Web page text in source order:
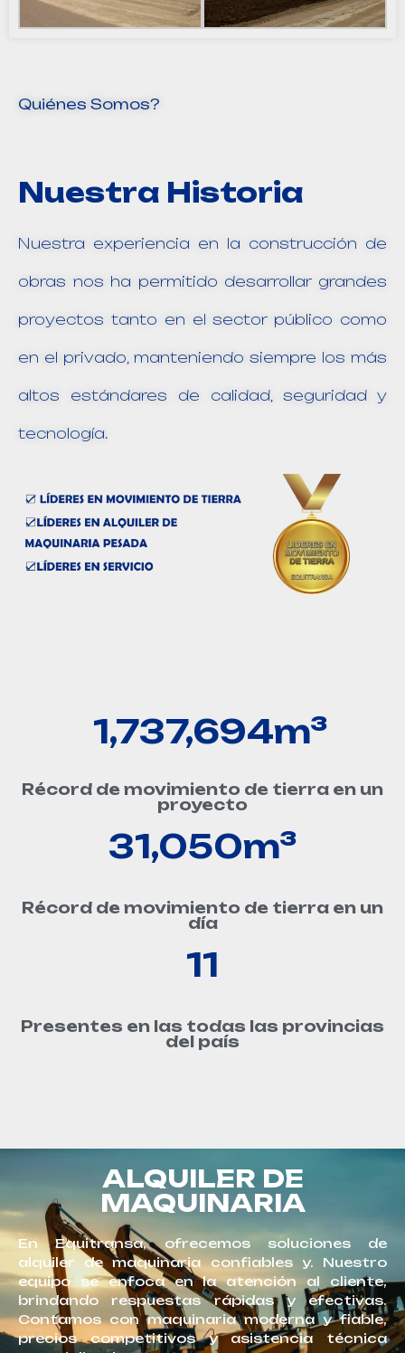
Quiénes Somos?
Nuestra Historia
Nuestra experiencia en la construcción de
obras nos ha permitido desarrollar grandes
proyectos tanto en el sector público como
en el privado, manteniendo siempre los más
altos estándares de calidad, seguridad y
tecnología.
2,617,848m³
Récord de movimiento de tierra en un
proyecto
47,181m³
Récord de movimiento de tierra en un
día
17
Presentes en las todas las provincias
del país
ALQUILER DE
MAQUINARIA
En Equitransa, ofrecemos soluciones de
alquiler de maquinaria confiables y. Nuestro
equipo se enfoca en la atención al cliente,
brindando respuestas rápidas y efectivas.
Contamos con maquinaria moderna y fiable,
precios competitivos y asistencia técnica